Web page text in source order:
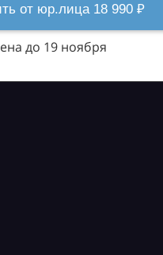
от юр.лица 18 990 ₽
до 19 ноября